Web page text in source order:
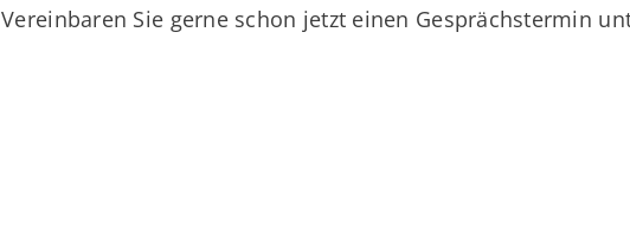
Vereinbaren Sie gerne schon jetzt einen Gesprächstermin